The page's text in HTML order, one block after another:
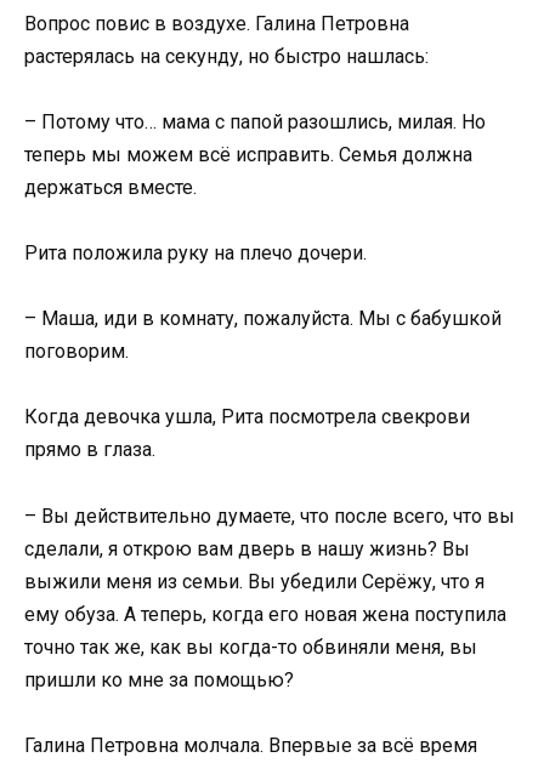
Вопрос повис в воздухе. Галина Петровна
растерялась на секунду, но быстро нашлась:
– Потому что… мама с папой разошлись, милая. Но
теперь мы можем всё исправить. Семья должна
держаться вместе.
Рита положила руку на плечо дочери.
– Маша, иди в комнату, пожалуйста. Мы с бабушкой
поговорим.
Когда девочка ушла, Рита посмотрела свекрови
прямо в глаза.
– Вы действительно думаете, что после всего, что вы
сделали, я открою вам дверь в нашу жизнь? Вы
выжили меня из семьи. Вы убедили Серёжу, что я
ему обуза. А теперь, когда его новая жена поступила
точно так же, как вы когда-то обвиняли меня, вы
пришли ко мне за помощью?
Галина Петровна молчала. Впервые за всё время